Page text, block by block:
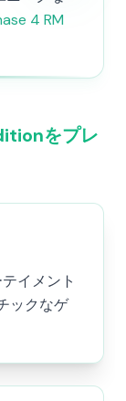
4 RM
をプレ
イメント
ックなゲ